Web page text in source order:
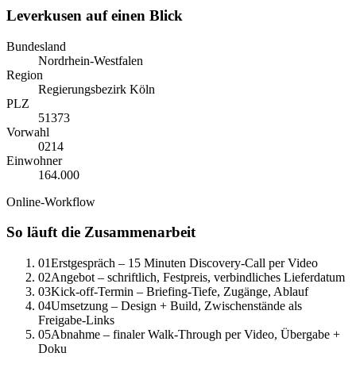
Leverkusen auf einen Blick
Bundesland
Nordrhein-Westfalen
Region
Regierungsbezirk Köln
PLZ
51373
Vorwahl
0214
Einwohner
164.000
Online-Workflow
So läuft die Zusammenarbeit
01Erstgespräch – 15 Minuten Discovery-Call per Video
02Angebot – schriftlich, Festpreis, verbindliches Lieferdatum
03Kick-off-Termin – Briefing-Tiefe, Zugänge, Ablauf
04Umsetzung – Design + Build, Zwischenstände als
Freigabe-Links
05Abnahme – finaler Walk-Through per Video, Übergabe +
Doku